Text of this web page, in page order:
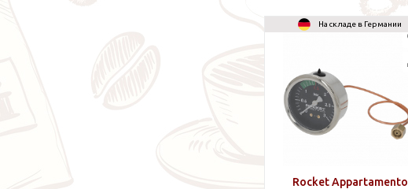
На складе в Германии
Rocket Appartamento